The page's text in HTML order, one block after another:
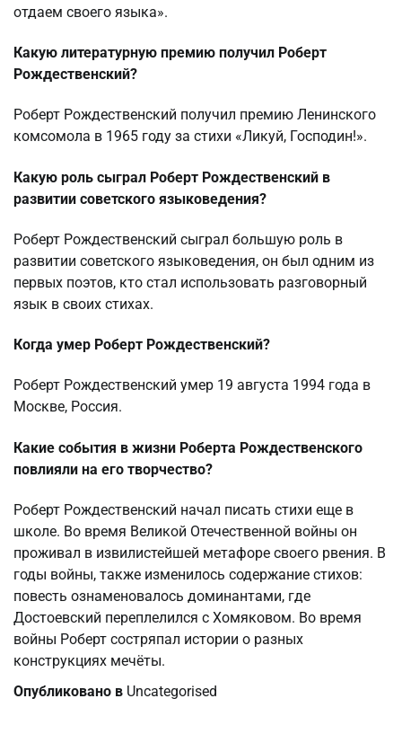
отдаем своего языка».
Какую литературную премию получил Роберт
Рождественский?
Роберт Рождественский получил премию Ленинского
комсомола в 1965 году за стихи «Ликуй, Господин!».
Какую роль сыграл Роберт Рождественский в
развитии советского языковедения?
Роберт Рождественский сыграл большую роль в
развитии советского языковедения, он был одним из
первых поэтов, кто стал использовать разговорный
язык в своих стихах.
Когда умер Роберт Рождественский?
Роберт Рождественский умер 19 августа 1994 года в
Москве, Россия.
Какие события в жизни Роберта Рождественского
повлияли на его творчество?
Роберт Рождественский начал писать стихи еще в
школе. Во время Великой Отечественной войны он
проживал в извилистейшей метафоре своего рвения. В
годы войны, также изменилось содержание стихов:
повесть ознаменовалось доминантами, где
Достоевский переплелился с Хомяковом. Во время
войны Роберт состряпал истории о разных
конструкциях мечёты.
Опубликовано в Uncategorised